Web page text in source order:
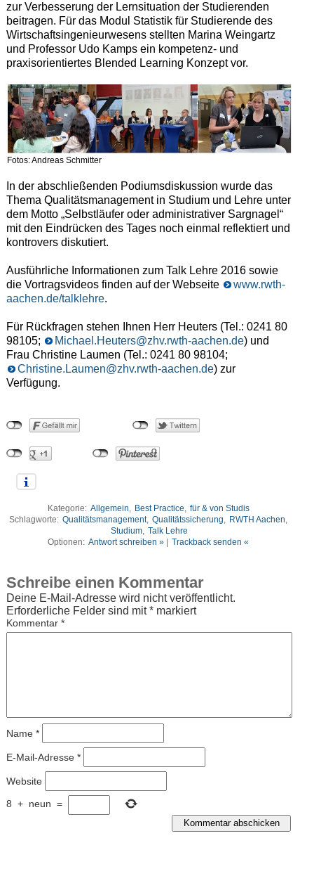
zur Verbesserung der Lernsituation der Studierenden
beitragen. Für das Modul Statistik für Studierende des
Wirtschaftsingenieurwesens stellten Marina Weingartz
und Professor Udo Kamps ein kompetenz- und
praxisorientiertes Blended Learning Konzept vor.
Fotos: Andreas Schmitter
In der abschließenden Podiumsdiskussion wurde das
Thema Qualitätsmanagement in Studium und Lehre unter
dem Motto „Selbstläufer oder administrativer Sargnagel“
mit den Eindrücken des Tages noch einmal reflektiert und
kontrovers diskutiert.
Ausführliche Informationen zum Talk Lehre 2016 sowie
die Vortragsvideos finden auf der Webseite
www.rwth-
aachen.de/talklehre.
Für Rückfragen stehen Ihnen Herr Heuters (Tel.: 0241 80
98105;
Michael.Heuters@zhv.rwth-aachen.de) und
Frau Christine Laumen (Tel.: 0241 80 98104;
Christine.Laumen@zhv.rwth-aachen.de) zur
Verfügung.
Kategorie: Allgemein Best Practice
für & von Studis
Schlagworte: Qualitätsmanagement, Qualitätssicherung RWTH Aachen
Studium, Talk Lehre
Optionen: Antwort schreiben » | Trackback senden «
Schreibe einen Kommentar
Deine E-Mail-Adresse wird nicht veröffentlicht.
Erforderliche Felder sind mit*markiert
Kommentar *
Name *
E-Mail-Adresse *
Website
8 + neun =